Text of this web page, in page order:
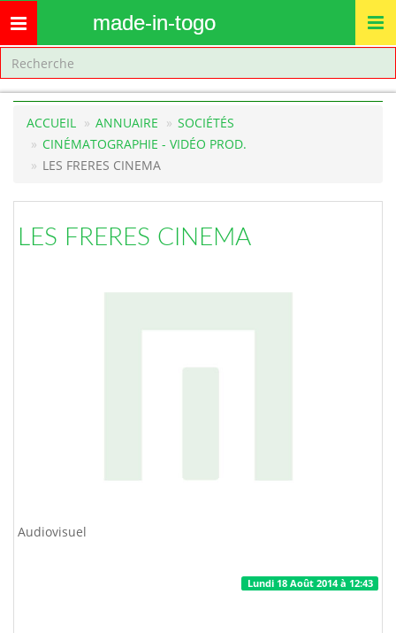
Toggle
navigation
made-in-togo
ACCUEIL ANNUAIRE
SOCIÉTÉS
CINÉMATOGRAPHIE - VIDÉO PROD.
LES FRERES CINEMA
LES FRERES CINEMA
Audiovisuel
Lundi 18 Août 2014 à 12:43